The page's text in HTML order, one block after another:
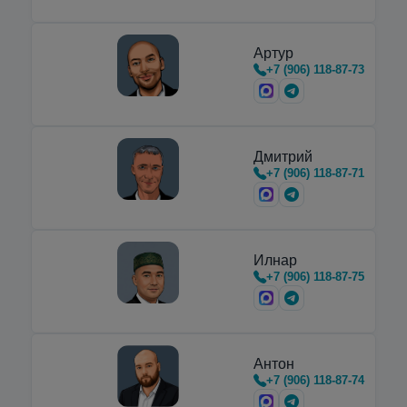
Артур
+7 (906) 118-87-73
Дмитрий
+7 (906) 118-87-71
Илнар
+7 (906) 118-87-75
Антон
+7 (906) 118-87-74